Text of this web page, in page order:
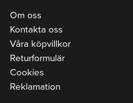
Om oss
Kontakta oss
Våra köpvillkor
Returformulär
Cookies
Reklamation